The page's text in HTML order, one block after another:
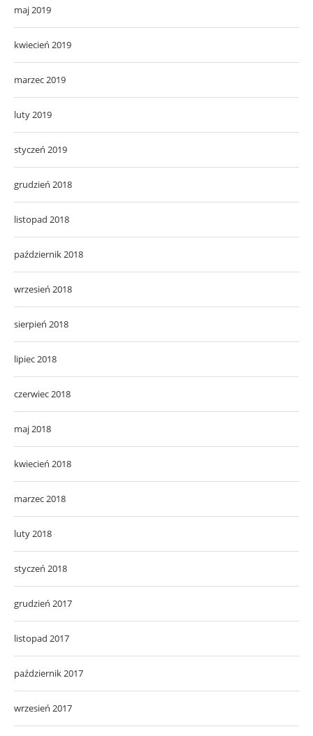
maj 2019
kwiecień 2019
marzec 2019
luty 2019
styczeń 2019
grudzień 2018
listopad 2018
październik 2018
wrzesień 2018
sierpień 2018
lipiec 2018
czerwiec 2018
maj 2018
kwiecień 2018
marzec 2018
luty 2018
styczeń 2018
grudzień 2017
listopad 2017
październik 2017
wrzesień 2017